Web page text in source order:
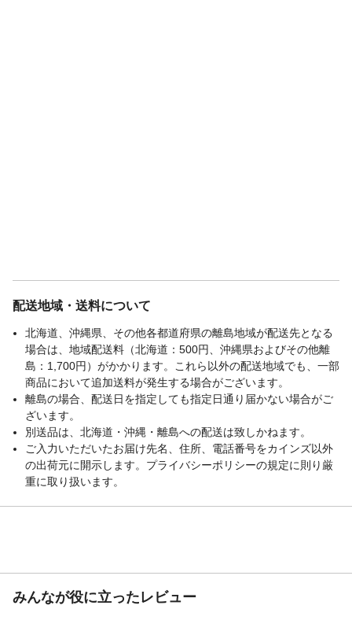
配送地域・送料について
北海道、沖縄県、その他各都道府県の離島地域が配送先となる
場合は、地域配送料（北海道：500円、沖縄県およびその他離
島：1,700円）がかかります。これら以外の配送地域でも、一部
商品において追加送料が発生する場合がございます。
離島の場合、配送日を指定しても指定日通り届かない場合がご
ざいます。
別送品は、北海道・沖縄・離島への配送は致しかねます。
ご入力いただいたお届け先名、住所、電話番号をカインズ以外
の出荷元に開示します。プライバシーポリシーの規定に則り厳
重に取り扱います。
みんなが役に立ったレビュー